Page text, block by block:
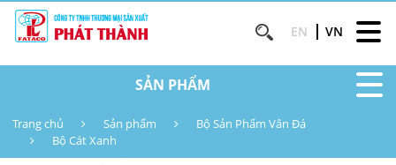
EN VN
SẢN PHẨM
Trang chủ Sản phẩm
Bộ Sản Phẩm Vân Đá
Bộ Cát Xanh